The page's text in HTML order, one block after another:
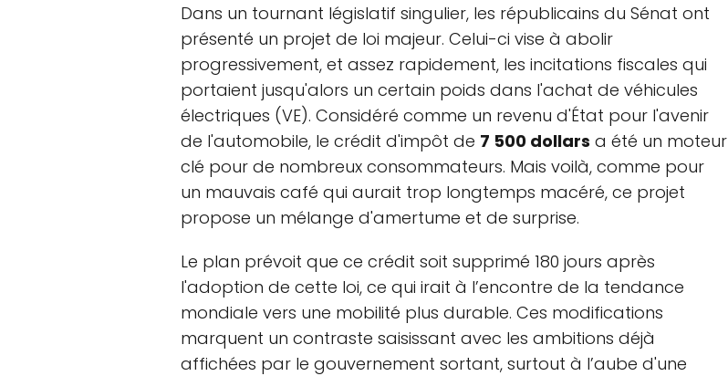
Dans un tournant législatif singulier, les républicains du Sénat ont
présenté un projet de loi majeur. Celui-ci vise à abolir
progressivement, et assez rapidement, les incitations fiscales qui
portaient jusqu'alors un certain poids dans l'achat de véhicules
électriques (VE). Considéré comme un revenu d'État pour l'avenir
de l'automobile, le crédit d'impôt de 7 500 dollars a été un moteur
clé pour de nombreux consommateurs. Mais voilà, comme pour
un mauvais café qui aurait trop longtemps macéré, ce projet
propose un mélange d'amertume et de surprise.
Le plan prévoit que ce crédit soit supprimé 180 jours après
l'adoption de cette loi, ce qui irait à l’encontre de la tendance
mondiale vers une mobilité plus durable. Ces modifications
marquent un contraste saisissant avec les ambitions déjà
affichées par le gouvernement sortant, surtout à l’aube d'une